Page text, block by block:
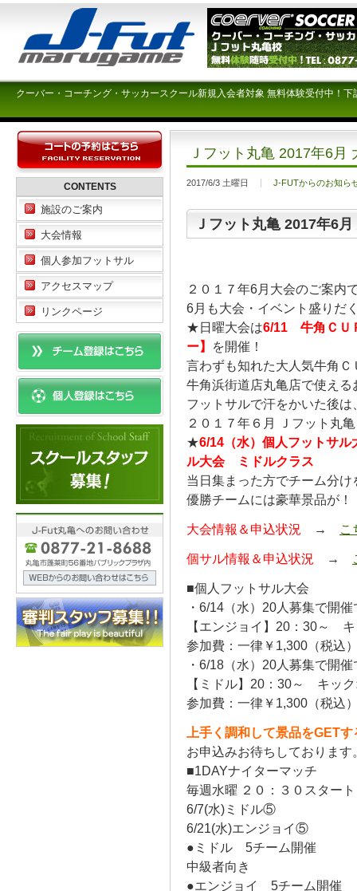
クーバー・コーチング・サッカースクール新規入会者対象 無料体験受付中！
Ｊフット丸亀 2017年6
2017/6/3 土曜日 J-FUTからのお知ら
Ｊフット丸亀 2017年6
２０１７年6月大会のご案内
6月も大会・イベント盛りだ
★日曜大会は6/11 牛角ＣＵ
ー】
を開催！
言わずも知れた大人気牛角Ｃ
牛角浜街道店丸亀店で使え
フットサルで汗をかいた後
２０１７年６月 Ｊフット丸
★6/14（水）個人フットサ
ル大会 ミドルクラス
当日集まった方でチーム分
優勝チームには豪華景品が！
大会情報＆申込状況 → こ
個サル情報＆申込状況 →
■個人フットサル大会
・6/14（水）20人募集で開
【エンジョイ】20：30～
参加費：一律￥1,300（税込
・6/18（水）20人募集で開
【ミドル】20：30～ キッ
参加費：一律￥1,300（税込
上手く調和して景品をGET
お申込みお待ちしております
■1DAYナイターマッチ
毎週水曜 ２０：３０スタート
6/7(水)ミドル⑤
6/21(水)エンジョイ⑤
●ミドル 5チーム開催
中級者向き
●エンジョイ 5チーム開催
CONTENTS
施設のご案内
大会情報
個人参加フットサル
アクセスマップ
リンクページ